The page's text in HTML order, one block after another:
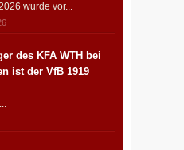
wurde vor...
des KFA WTH bei
ist der VfB 1919